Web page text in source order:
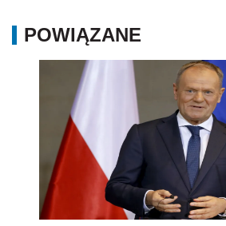
POWIĄZANE